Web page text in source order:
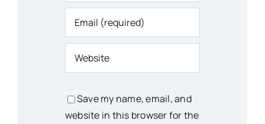
Save my name, email, and
website in this browser for the